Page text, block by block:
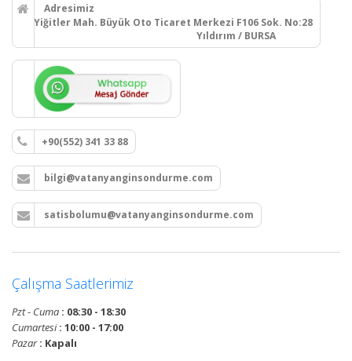
Adresimiz
Yiğitler Mah. Büyük Oto Ticaret Merkezi F106 Sok. No:28
Yıldırım / BURSA
+90(552) 341 33 88
bilgi@vatanyanginsondurme.com
satisbolumu@vatanyanginsondurme.com
Çalışma Saatlerimiz
Pzt - Cuma : 08:30 - 18:30
Cumartesi: 10:00 - 17:00
Pazar: Kapalı